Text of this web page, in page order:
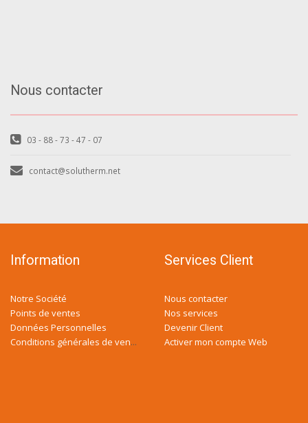
Nous contacter
03 - 88 - 73 - 47 - 07
contact@solutherm.net
Information
Notre Société
Points de ventes
Données Personnelles
Conditions générales de ventes
Services Client
Nous contacter
Nos services
Devenir Client
Activer mon compte Web